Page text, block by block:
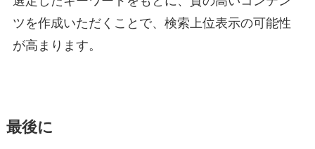
ツを作成いただくことで、検索上位表示の可能性
が高まります。
最後に